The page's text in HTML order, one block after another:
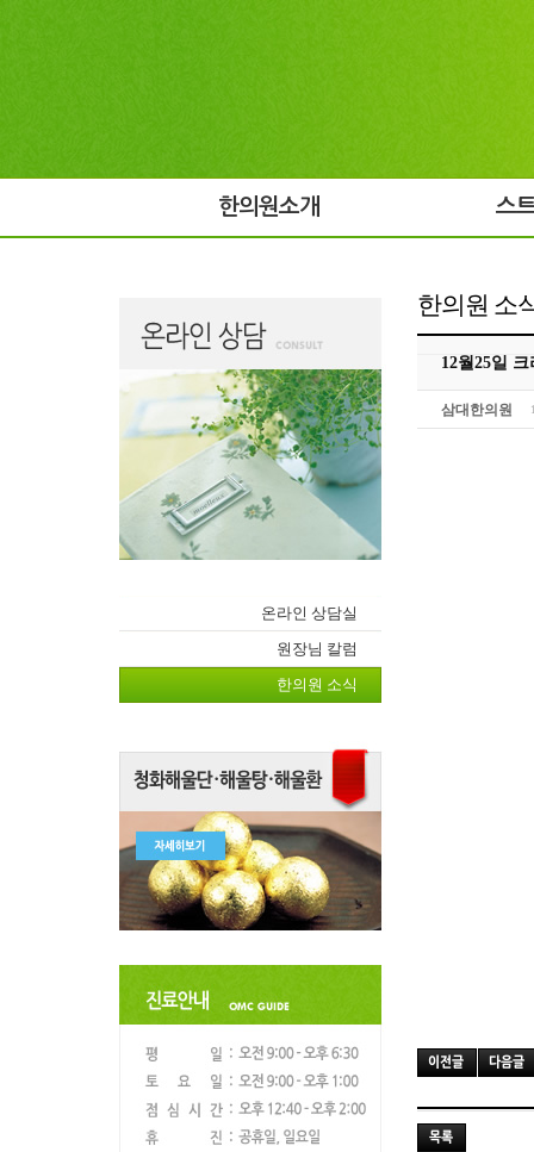
한의원소개 스
온라인 상담실
원장님 칼럼
한의원 소식
한의원 소
12월25일
삼대한의원